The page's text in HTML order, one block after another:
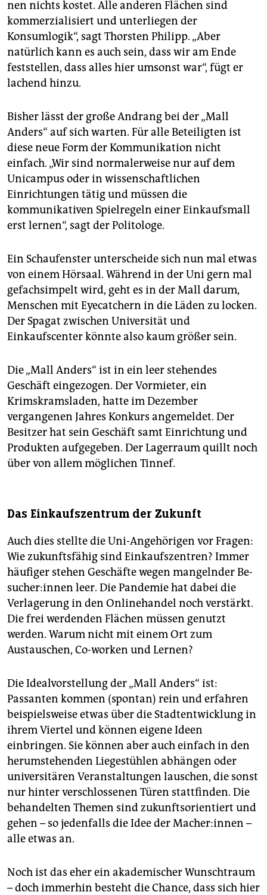
nen nichts kostet. Alle anderen Flächen sind
kommerzialisiert und unterliegen der
Konsumlogik“, sagt Thorsten Philipp. „Aber
natürlich kann es auch sein, dass wir am Ende
feststellen, dass alles hier umsonst war“, fügt er
lachend hinzu.
Bisher lässt der große Andrang bei der „Mall
Anders“ auf sich warten. Für alle Beteiligten ist
diese neue Form der Kommunikation nicht
einfach. „Wir sind normalerweise nur auf dem
Unicampus oder in wissenschaftlichen
Einrichtungen tätig und müssen die
kommunikativen Spielregeln einer Einkaufsmall
erst lernen“, sagt der Politologe.
Ein Schaufenster unterscheide sich nun mal etwas
von einem Hörsaal. Während in der Uni gern mal
gefachsimpelt wird, geht es in der Mall darum,
Menschen mit Eyecatchern in die Läden zu locken.
Der Spagat zwischen Universität und
Einkaufscenter könnte also kaum größer sein.
Die „Mall Anders“ ist in ein leer stehendes
Geschäft eingezogen. Der Vormieter, ein
Krimskramsladen, hatte im Dezember
vergangenen Jahres Konkurs angemeldet. Der
Besitzer hat sein Geschäft samt Einrichtung und
Produkten aufgegeben. Der Lagerraum quillt noch
über von allem möglichen Tinnef.
Das Einkaufszentrum der Zukunft
Auch dies stellte die Uni-Angehörigen vor Fragen:
Wie zukunftsfähig sind Einkaufszentren? Immer
häufiger stehen Geschäfte wegen mangelnder Be­
su­che­r:in­nen leer. Die Pandemie hat dabei die
Verlagerung in den Onlinehandel noch verstärkt.
Die frei werdenden Flächen müssen genutzt
werden. Warum nicht mit einem Ort zum
Austauschen, Co-worken und Lernen?
Die Idealvorstellung der „Mall Anders“ ist:
Passanten kommen (spontan) rein und erfahren
beispielsweise etwas über die Stadtentwicklung in
ihrem Viertel und können eigene Ideen
einbringen. Sie können aber auch einfach in den
herumstehenden Liegestühlen abhängen oder
universitären Veranstaltungen lauschen, die sonst
nur hinter verschlossenen Türen stattfinden. Die
behandelten Themen sind zukunftsorientiert und
gehen – so jedenfalls die Idee der Ma­che­r:in­nen –
alle etwas an.
Noch ist das eher ein akademischer Wunschtraum
– doch immerhin besteht die Chance, dass sich hier